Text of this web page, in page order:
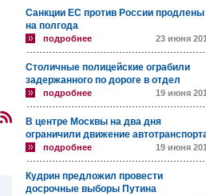
Санкции ЕС против России продлены
на полгода
подробнее 23 июня
Столичные полицейские ограбили
задержанного по дороге в отдел
подробнее 19 июня
В центре Москвы на два дня
ограничили движение
подробнее 19 июня
Кудрин предложил провести
досрочные выборы Путина